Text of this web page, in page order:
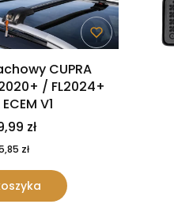
CUPRA
2020+ / FL2024+
ECEM V1
zł
zł